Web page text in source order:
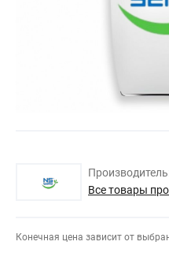
Все товары
Конечная цена зависит от